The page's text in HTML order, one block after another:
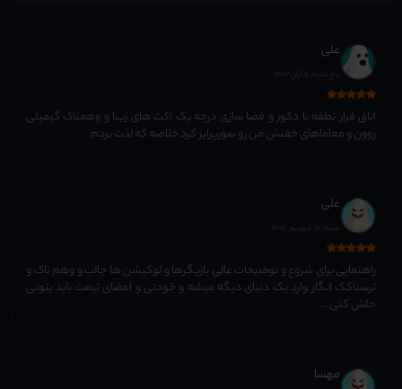
علی
پنج شنبه، 11 آبان 1402
اتاق فرار نطفه با دکور و فضا سازی درجه یک اکت های زیبا و وهمناک گیمپلی
روون و معاماهای خفنش من رو سورپرایز کرد خلاصه که لذت بردم
علی
شنبه، 18 شهریور 1402
راهنمایی برای شروع و توضیحات عالی بازیگرها و لوکیشن ها جالب و وهم ناک و
ترسناکک انگار وارد یک دنیای دیگه میشه و خودتی و اعضای تیمت باید بتونی
حلش کنی ...
مهسا